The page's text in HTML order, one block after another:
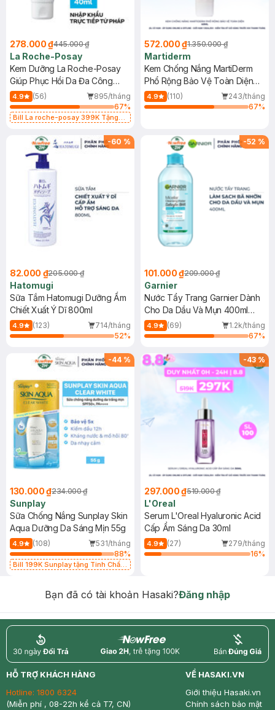
278.000 ₫445.000 ₫
La Roche-Posay
Kem Dưỡng La Roche-Posay
Giúp Phục Hồi Da Đa Công
Dụng 40ml
4.9 (56)
895/tháng
67%
Bill La roche-posay 399K Tặng
(SL có hạn)
572.000 ₫1.350.000 ₫
Martiderm
Kem Chống Nắng MartiDerm
Phổ Rộng Bảo Vệ Toàn Diện
40ml
4.9 (110)
243/tháng
67%
-60 %
82.000 ₫205.000 ₫
Hatomugi
Sữa Tắm Hatomugi Dưỡng Ẩm
Chiết Xuất Ý Dĩ 800ml
4.9 (123)
714/tháng
52%
-52 %
101.000 ₫209.000 ₫
Garnier
Nước Tẩy Trang Garnier Dành
Cho Da Dầu Và Mụn 400ml
(Mới)
4.9 (69)
1.2k/tháng
67%
-44 %
130.000 ₫234.000 ₫
Sunplay
Sữa Chống Nắng Sunplay Skin
Aqua Dưỡng Da Sáng Mịn 55g
4.9 (108)
531/tháng
88%
Bill 199K Sunplay tặng Tinh Chất
-43%
297.000 ₫519.000 ₫
L'Oreal
Serum L'Oreal Hyaluronic Acid
Cấp Ẩm Sáng Da 30ml
4.9 (27)
279/tháng
16%
Bạn đã có tài khoản Hasaki?Đăng nhập
return nowfree price
HỖ TRỢ KHÁCH HÀNG
Hotline: 1800 6324
(Miễn phí , 08-22h kể cả T7, CN)
VỀ HASAKI.VN
Giới thiệu Hasaki.vn
Chính sách bảo mật